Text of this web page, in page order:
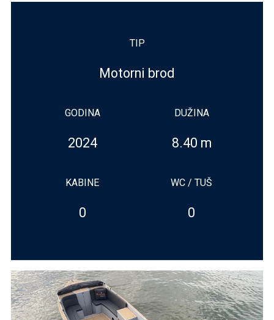
TIP
Motorni brod
GODINA
2024
DUŽINA
8.40 m
KABINE
0
WC / TUŠ
0